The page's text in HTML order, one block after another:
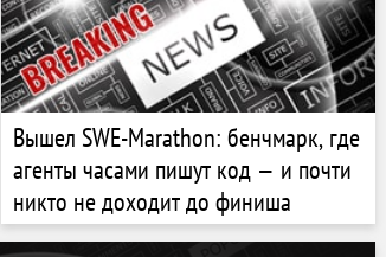
Вышел SWE-Marathon: бенчмарк, где
агенты часами пишут код — и почти
никто не доходит до финиша